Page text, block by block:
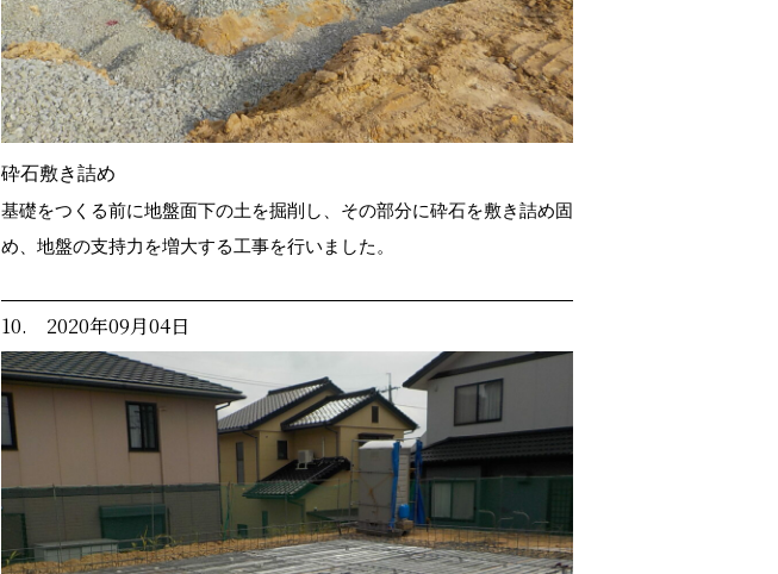
砕石敷き詰め
基礎をつくる前に地盤面下の土を掘削し、その部分に砕石を敷き詰め固
め、地盤の支持力を増大する工事を行いました。
10. 2020年09月04日